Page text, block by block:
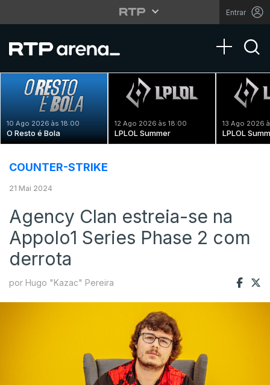
Entrar
Toggle
10 Ago 2026 às 18:00
O Resto é Bola
12 Ago 2026 às 18:00
LPLOL Summer
13 Ago 2026
LPLOL
COUNTER-STRIKE
21 Mai 2024
Agency Clan estreia-se na
Appolo1 Series Phase 2 com
derrota
por Hugo "Kazac" Pereira